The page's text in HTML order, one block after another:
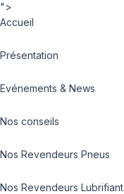
">
Accueil
Présentation
Evénements & News
Nos conseils
Nos Revendeurs Pneus
Nos Revendeurs Lubrifiant